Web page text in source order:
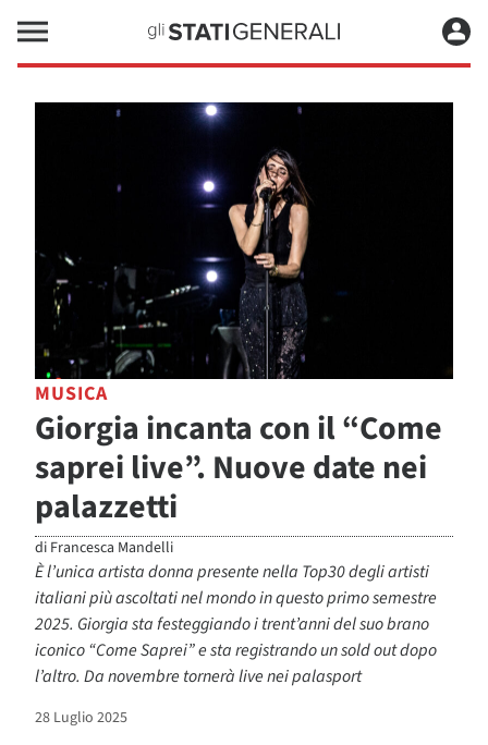
MUSICA
Giorgia incanta con il “Come
saprei live”. Nuove date nei
palazzetti
di Francesca Mandelli
È l’unica artista donna presente nella Top30 degli artisti
italiani più ascoltati nel mondo in questo primo semestre
2025. Giorgia sta festeggiando i trent’anni del suo brano
iconico “Come Saprei” e sta registrando un sold out dopo
l’altro. Da novembre tornerà live nei palasport
28 Luglio 2025